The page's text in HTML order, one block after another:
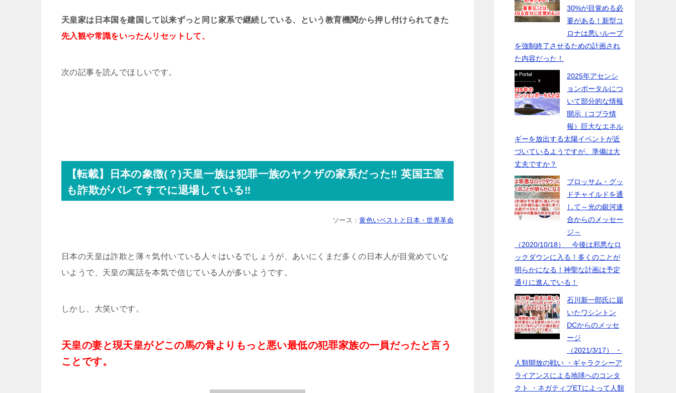
天皇家は日本国を建国して以来ずっと同じ家系で継続している、という教育機関から押し付けられてきた
先入観や常識をいったんリセットして、
次の記事を読んでほしいです。
【転載】日本の象徴(？)天皇一族は犯罪一族のヤクザの家系だった‼︎ 英国王室
も詐欺がバレてすでに退場している‼︎
ソース：黄色いベストと日本・世界革命
日本の天皇は詐欺と薄々気付いている人々はいるでしょうが、あいにくまだ多くの日本人が目覚めていな
いようで、天皇の寓話を本気で信じている人が多いようです。
しかし、大笑いです。
天皇の妻と現天皇がどこの馬の骨よりもっと悪い最低の犯罪家族の一員だったと言う
ことです。
30%が目覚める必
要がある！新型コ
ロナは悪いループ
を強制終了させるための計画され
た内容だった！
2025年アセンシ
ョンポータルにつ
いて部分的な情報
開示（コブラ情
報）巨大なエネル
ギーを放出する太陽イベントが近
づいているようですが、準備は大
丈夫ですか？
ブロッサム・グッ
ドチャイルドを通
して～光の銀河連
合からのメッセー
ジ～
（2020/10/18） 今後は邪悪なロ
ックダウンに入る！多くのことが
明らかになる！神聖な計画は予定
通りに進んでいる！
石川新一郎氏に届
いたワシントン
DCからのメッセ
ージ
（2021/3/17） ・
人類開放の戦い ・ギャラクシーア
ライアンスによる地球へのコンタ
クト ・ネガティブETによって人類